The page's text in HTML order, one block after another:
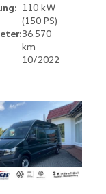
110 kW
(150 PS)
36.570
km
10/2022